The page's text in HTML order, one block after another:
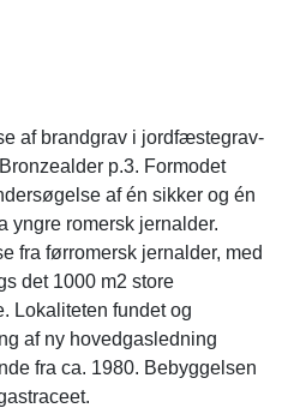
af brandgrav i jordfæstegrav-
p.3. Formodet
af én sikker og én
yngre romersk jernalder.
fra førromersk jernalder, med
det 1000 m2 store
Lokaliteten fundet og
af ny hovedgasledning
fra ca. 1980. Bebyggelsen